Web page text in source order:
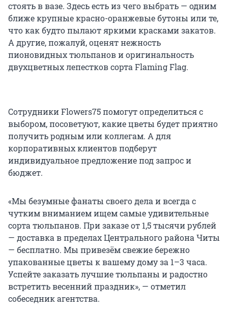
стоять в вазе. Здесь есть из чего выбрать — одним
ближе крупные красно-оранжевые бутоны или те,
что как будто пылают яркими красками закатов.
А другие, пожалуй, оценят нежность
пионовидных тюльпанов и оригинальность
двухцветных лепестков сорта Flaming Flag.
Сотрудники Flowers75 помогут определиться с
выбором, посоветуют, какие цветы будет приятно
получить родным или коллегам. А для
корпоративных клиентов подберут
индивидуальное предложение под запрос и
бюджет.
«Мы безумные фанаты своего дела и всегда с
чутким вниманием ищем самые удивительные
сорта тюльпанов. При заказе от 1,5 тысячи рублей
— доставка в пределах Центрального района Читы
— бесплатно. Мы привезём свежие бережно
упакованные цветы к вашему дому за 1–3 часа.
Успейте заказать лучшие тюльпаны и радостно
встретить весенний праздник», — отметил
собеседник агентства.